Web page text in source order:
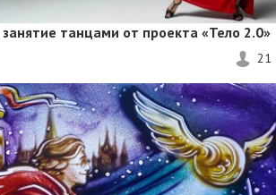
танцами от проекта «Тело 2.0»
21